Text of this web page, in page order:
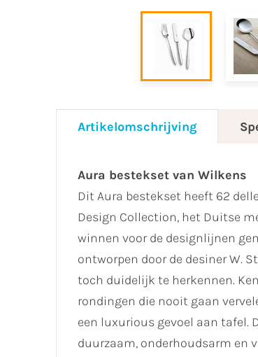
Artikelomschrijving
Aura bestekset van Wilkens
Dit Aura bestekset heeft 62
Design Collection, het Duitse
winnen voor de designlijnen
ontworpen door de desiner W.
toch duidelijk te herkennen.
rondingen die nooit gaan
een luxurious gevoel aan tafel.
duurzaam, onderhoudsarm en